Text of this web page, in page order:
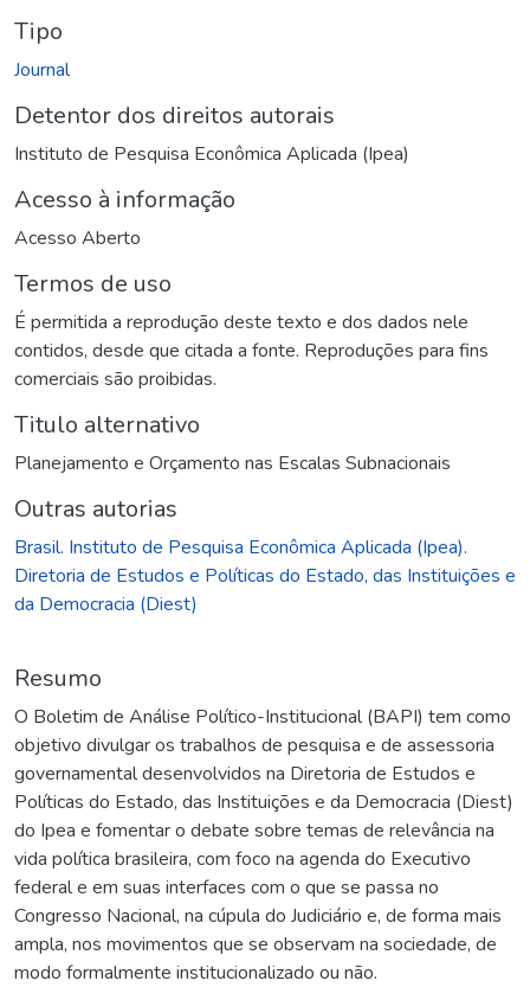
Tipo
Journal
Detentor dos direitos autorais
Instituto de Pesquisa Econômica Aplicada (Ipea)
Acesso à informação
Acesso Aberto
Termos de uso
É permitida a reprodução deste texto e dos dados nele
contidos, desde que citada a fonte. Reproduções para fins
comerciais são proibidas.
Titulo alternativo
Planejamento e Orçamento nas Escalas Subnacionais
Outras autorias
Brasil. Instituto de Pesquisa Econômica Aplicada (Ipea).
Diretoria de Estudos e Políticas do Estado, das Instituições e
da Democracia (Diest)
Resumo
O Boletim de Análise Político-Institucional (BAPI) tem como
objetivo divulgar os trabalhos de pesquisa e de assessoria
governamental desenvolvidos na Diretoria de Estudos e
Políticas do Estado, das Instituições e da Democracia (Diest)
do Ipea e fomentar o debate sobre temas de relevância na
vida política brasileira, com foco na agenda do Executivo
federal e em suas interfaces com o que se passa no
Congresso Nacional, na cúpula do Judiciário e, de forma mais
ampla, nos movimentos que se observam na sociedade, de
modo formalmente institucionalizado ou não.